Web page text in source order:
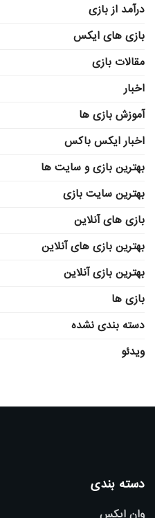
درآمد از بازی
بازی های ایکس
مقالات بازی
اخبار
آموزش بازی ها
اخبار ایکس باکس
بهترین بازی و سایت ها
بهترین سایت بازی
بازی های آنلاین
بهترین بازی های آنلاین
بهترین بازی آنلاین
بازی ها
دسته بندی نشده
ویدئو
دسته بندی
وان ایکس